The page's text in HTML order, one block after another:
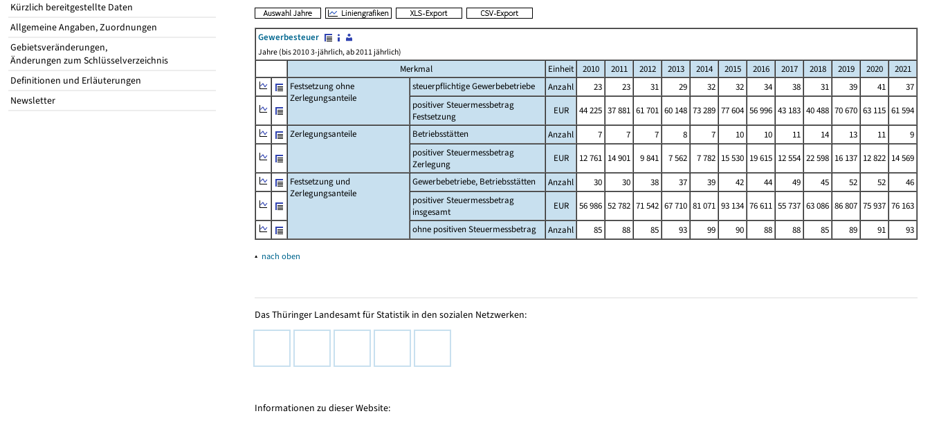
Kürzlich bereitgestellte Daten
Allgemeine Angaben, Zuordnungen
Gebietsveränderungen,
Änderungen zum Schlüsselverzeichnis
Definitionen und Erläuterungen
Newsletter
Gewerbesteuer
Jahre (bis 2010 3-jährlich, ab 2011 jährlich)
Merkmal Einheit 2010 2011 2012 2013 2014 2015 2016 2017 2018 2019 2020
2021
Festsetzung ohne
Zerlegungsanteile
steuerpflichtige Gewerbebetriebe Anzahl 23 23 31 29 32 32 34 38 31 39 41
37
positiver Steuermessbetrag
Festsetzung
EUR 44 225 37 881 61 701 60 148 73 289 77 604 56 996 43 183 40 488 70 670 63 115 61 594
Zerlegungsanteile
Betriebsstätten Anzahl 7 7 7 8 7 10 10 11 14 13 11
9
positiver Steuermessbetrag
Zerlegung
EUR 12 761 14 901 9 841 7 562 7 782 15 530 19 615 12 554 22 598 16 137 12 822 14 569
Festsetzung und
Zerlegungsanteile
Gewerbebetriebe, Betriebsstätten Anzahl 30 30 38 37 39 42 44 49 45 52 52
46
positiver Steuermessbetrag
insgesamt
EUR 56 986 52 782 71 542 67 710 81 071 93 134 76 611 55 737 63 086 86 807 75 937 76 163
ohne positiven Steuermessbetrag
Anzahl 85 88 85 93 99 90 88 88 85 89 91 93
▴ nach oben
Das Thüringer Landesamt für Statistik in den sozialen Netzwerken:
Informationen zu dieser Website: